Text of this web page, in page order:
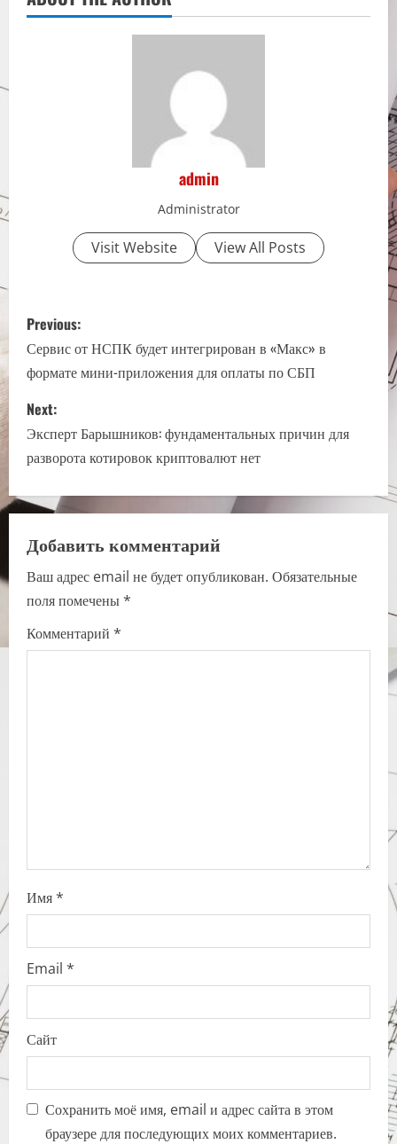
admin
Administrator
Visit Website View All Posts
P
o
s
t
n
a
v
i
g
a
Previous:
Сервис от НСПК будет интегрирован в «Макс» в
формате мини-приложения для оплаты по СБП
Next:
Эксперт Барышников: фундаментальных причин для
разворота котировок криптовалют нет
Добавить комментарий
Ваш адрес email не будет опубликован. Обязательные
поля помечены*
Комментарий *
Имя*
Email *
Сайт
Сохранить моё имя, email и адрес сайта в этом
браузере для последующих моих комментариев.